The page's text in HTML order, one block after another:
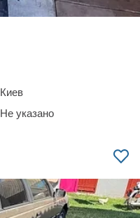
Киев
Не указано